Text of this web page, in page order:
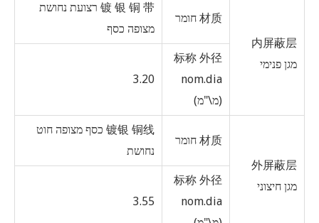
内屏蔽层
מגן פנימי
材质 חומר
镀 银 铜 带 רצועת נחושת
מצופה כסף
标称 外径
nom.dia
(מ\"מ)
3.20
外屏蔽层
מגן חיצוני
材质 חומר
镀银 铜线 כסף מצופה חוט
נחושת
标称 外径
nom.dia
3.55